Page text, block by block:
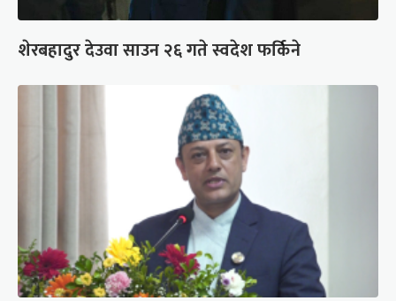
शेरबहादुर देउवा साउन २६ गते स्वदेश फर्किने